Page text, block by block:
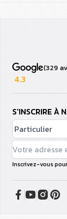
(329
4.3
S'INSCRIRE À
Inscrivez-vous